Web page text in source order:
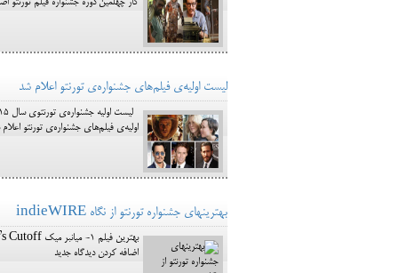
کار چهلمین دوره جشنواره فیلم تورنتو
لیست اولیه‌ی فیلم‌های جشنواره‌ی تورنتو اعلام شد
اولیه‌ی فیلم‌های جشنواره‌ی تورنتو
بهترین‎های جشنواره تورنتو از نگاه indieWIRE
اضافه کردن دیدگاه جدید